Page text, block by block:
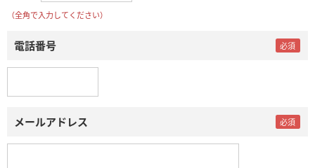
（全角で入力してください）
電話番号
メールアドレス